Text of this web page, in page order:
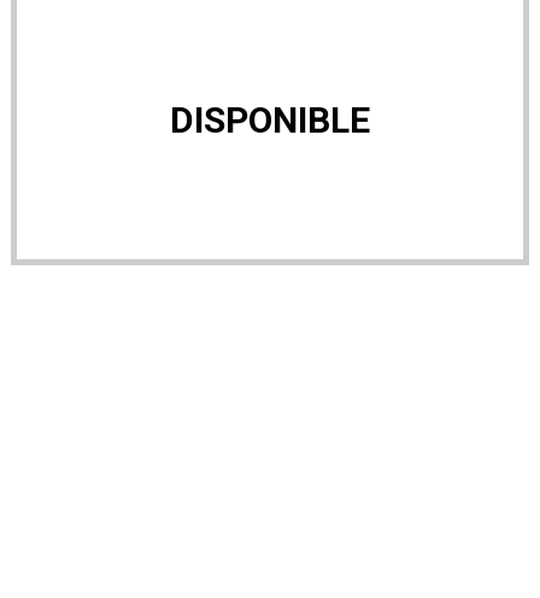
DISPONIBLE